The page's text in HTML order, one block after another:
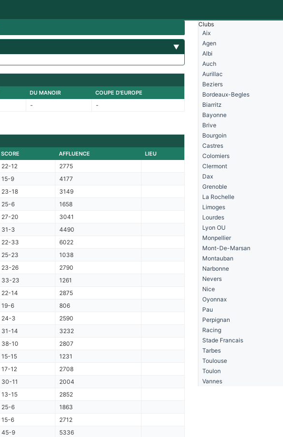
▼
DU MANOIR COUPE D'EUROPE
- -
SCORE AFFLUENCE LIEU
22-12
2775
15-9
4177
23-18
3149
25-6
1658
27-20
3041
31-3
4490
22-33
6022
25-23
1038
23-26
2790
33-23
1261
22-14
2875
19-6
806
24-3
2590
31-14
3232
38-10
2807
15-15
1231
17-12
2708
30-11
2004
13-15
2852
25-6
1863
15-6
2712
45-9 5336
Clubs
Aix
Agen
Albi
Auch
Aurillac
Beziers
Bordeaux-Begles
Biarritz
Bayonne
Brive
Bourgoin
Castres
Colomiers
Clermont
Dax
Grenoble
La Rochelle
Limoges
Lourdes
Lyon OU
Monpellier
Mont-De-Marsan
Montauban
Narbonne
Nevers
Nice
Oyonnax
Pau
Perpignan
Racing
Stade Francais
Tarbes
Toulouse
Toulon
Vannes